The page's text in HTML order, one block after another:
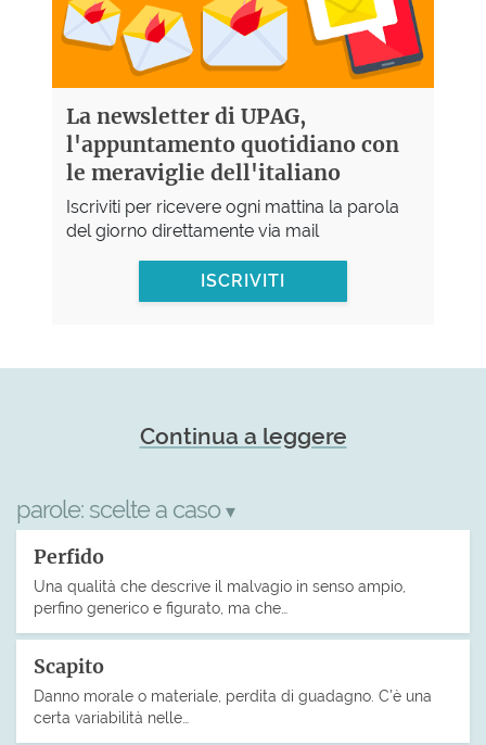
La newsletter di UPAG,
l'appuntamento quotidiano con
le meraviglie dell'italiano
Iscriviti per ricevere ogni mattina la parola
del giorno direttamente via mail
ISCRIVITI
Continua a leggere
parole: scelte a caso ▾
Perfido
Una qualità che descrive il malvagio in senso ampio,
perfino generico e figurato, ma che…
Scapito
Danno morale o materiale, perdita di guadagno. C’è una
certa variabilità nelle…